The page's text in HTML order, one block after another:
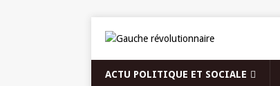
ACTU POLITIQUE ET SOCIALE